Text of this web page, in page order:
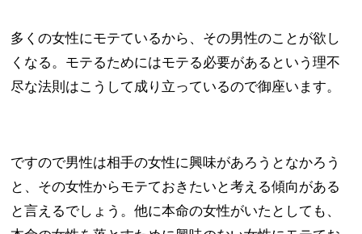
多くの女性にモテているから、その男性のことが欲し
くなる。モテるためにはモテる必要があるという理不
尽な法則はこうして成り立っているので御座います。
ですので男性は相手の女性に興味があろうとなかろう
と、その女性からモテておきたいと考える傾向がある
と言えるでしょう。他に本命の女性がいたとしても、